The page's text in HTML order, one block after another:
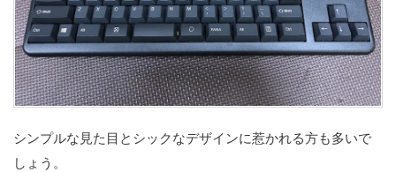
て
ど
う
な
の
か
静
音
シンプルな見た目とシックなデザインに惹かれる方も多いで
しょう。